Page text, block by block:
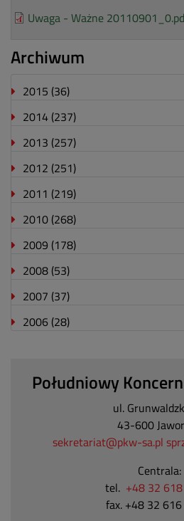
Uwaga - Ważne
Archiwum
2015 (36)
2014 (237)
2013 (257)
2012 (251)
2011 (219)
2010 (268)
2009 (178)
2008 (53)
2007 (37)
2006 (28)
Południowy
ul.
43-600
sekretariat@pkw-sa.pl
Centrala:
tel. +48 32
fax. +48 32